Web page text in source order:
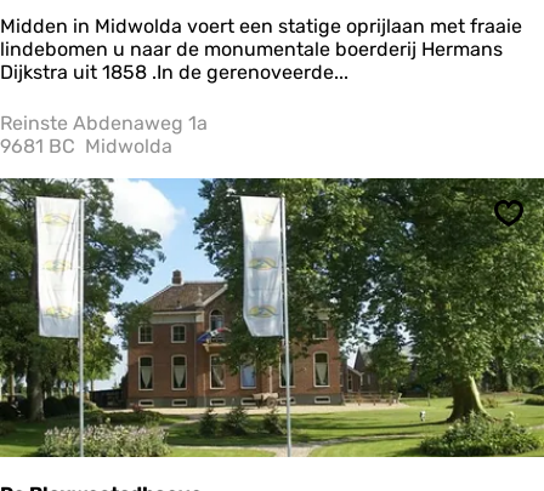
d
e
n
o
u
e
n
B
&
B
S
o
k
k
e
r
a
G
r
a
n
z
c
h
t
B
e
d
&
B
r
e
a
k
f
a
Midden in Midwolda voert een statige oprijlaan met fraaie
lindebomen u naar de monumentale boerderij Hermans
Dijkstra uit 1858 .In de gerenoveerde...
Reinste Abdenaweg 1a
9681 BC Midwolda